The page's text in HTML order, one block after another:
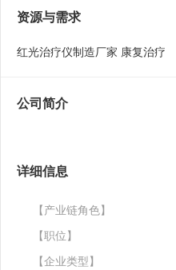
资源与需求
红光治疗仪制造厂家 康复治疗
公司简介
详细信息
【产业链角色】
【职位】
【企业类型】